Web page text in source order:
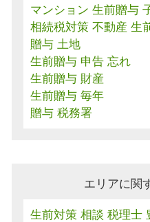
マンション 生前贈与
相続税対策 不動産 生
贈与 土地
生前贈与 申告 忘れ
生前贈与 財産
生前贈与 毎年
贈与 税務署
エリアに関
生前対策 相談 税理士